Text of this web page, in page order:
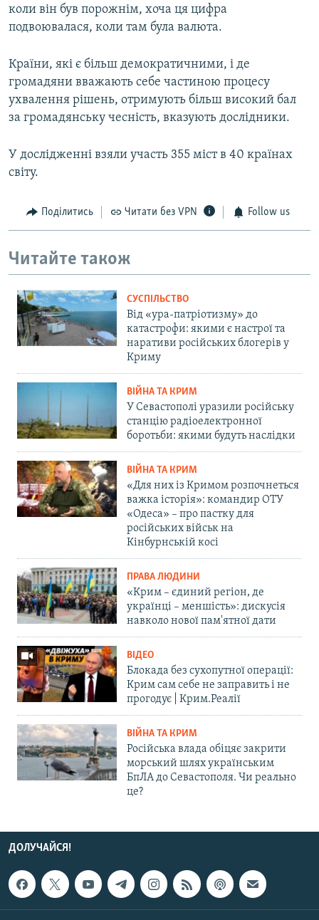
коли він був порожнім, хоча ця цифра
подвоювалася, коли там була валюта.
Країни, які є більш демократичними, і де
громадяни вважають себе частиною процесу
ухвалення рішень, отримують більш високий бал
за громадянську чесність, вказують дослідники.
У дослідженні взяли участь 355 міст в 40 країнах
світу.
Поділитись Читати без VPN Follow us
Читайте також
СУСПІЛЬСТВО
Від «ура-патріотизму» до
катастрофи: якими є настрої та
наративи російських блогерів у
Криму
ВІЙНА ТА КРИМ
У Севастополі уразили російську
станцію радіоелектронної
боротьби: якими будуть наслідки
ВІЙНА ТА КРИМ
«Для них із Кримом розпочнеться
важка історія»: командир ОТУ
«Одеса» – про пастку для
російських військ на
Кінбурнській косі
ПРАВА ЛЮДИНИ
«Крим – єдиний регіон, де
українці – меншість»: дискусія
навколо нової пам'ятної дати
ВІДЕО
Блокада без сухопутної операції:
Крим сам себе не заправить і не
прогодує | Крим.Реалії
ВІЙНА ТА КРИМ
Російська влада обіцяє закрити
морський шлях українським
БпЛА до Севастополя. Чи реально
це?
ДОЛУЧАЙСЯ!